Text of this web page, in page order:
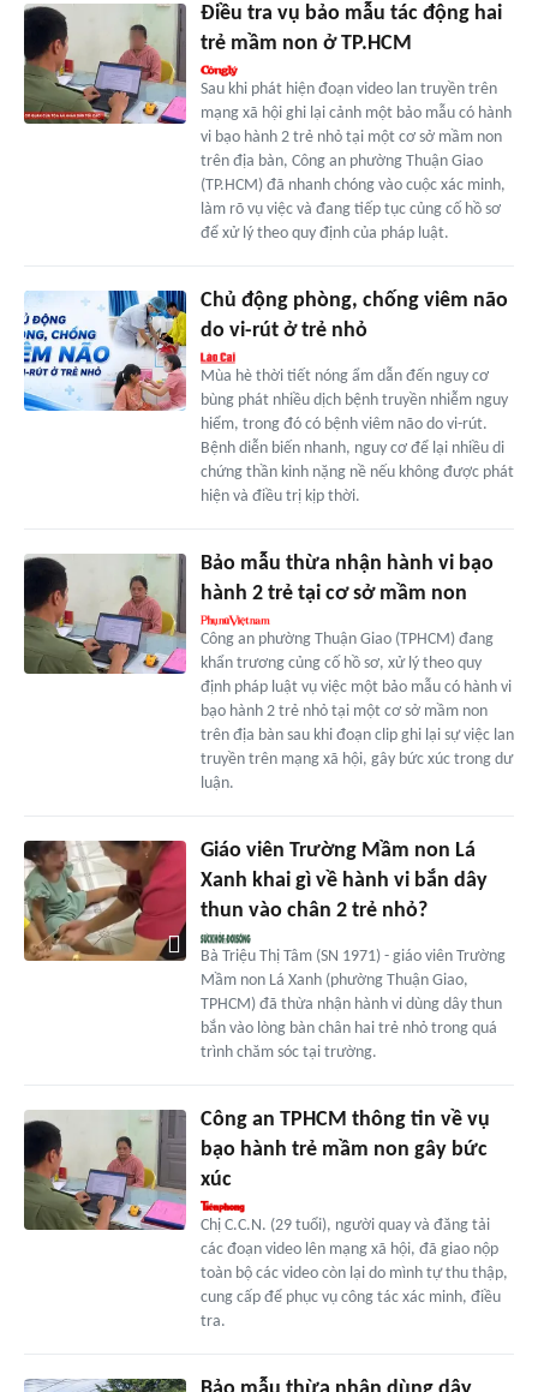
Điều tra vụ bảo mẫu tác động hai
trẻ mầm non ở TP.HCM
Sau khi phát hiện đoạn video lan truyền trên
mạng xã hội ghi lại cảnh một bảo mẫu có hành
vi bạo hành 2 trẻ nhỏ tại một cơ sở mầm non
trên địa bàn, Công an phường Thuận Giao
(TP.HCM) đã nhanh chóng vào cuộc xác minh,
làm rõ vụ việc và đang tiếp tục củng cố hồ sơ
để xử lý theo quy định của pháp luật.
Chủ động phòng, chống viêm não
do vi-rút ở trẻ nhỏ
Mùa hè thời tiết nóng ẩm dẫn đến nguy cơ
bùng phát nhiều dịch bệnh truyền nhiễm nguy
hiểm, trong đó có bệnh viêm não do vi-rút.
Bệnh diễn biến nhanh, nguy cơ để lại nhiều di
chứng thần kinh nặng nề nếu không được phát
hiện và điều trị kịp thời.
Bảo mẫu thừa nhận hành vi bạo
hành 2 trẻ tại cơ sở mầm non
Công an phường Thuận Giao (TPHCM) đang
khẩn trương củng cố hồ sơ, xử lý theo quy
định pháp luật vụ việc một bảo mẫu có hành vi
bạo hành 2 trẻ nhỏ tại một cơ sở mầm non
trên địa bàn sau khi đoạn clip ghi lại sự việc lan
truyền trên mạng xã hội, gây bức xúc trong dư
luận.
Giáo viên Trường Mầm non Lá
Xanh khai gì về hành vi bắn dây
thun vào chân 2 trẻ nhỏ?
Bà Triệu Thị Tâm (SN 1971) - giáo viên Trường
Mầm non Lá Xanh (phường Thuận Giao,
TPHCM) đã thừa nhận hành vi dùng dây thun
bắn vào lòng bàn chân hai trẻ nhỏ trong quá
trình chăm sóc tại trường.
Công an TPHCM thông tin về vụ
bạo hành trẻ mầm non gây bức
xúc
Chị C.C.N. (29 tuổi), người quay và đăng tải
các đoạn video lên mạng xã hội, đã giao nộp
toàn bộ các video còn lại do mình tự thu thập,
cung cấp để phục vụ công tác xác minh, điều
tra.